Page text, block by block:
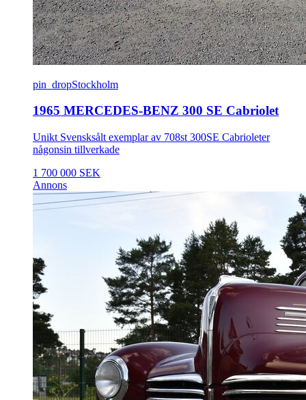
pin_dropStockholm
1965 MERCEDES-BENZ 300 SE Cabriolet
Unikt Svensksålt exemplar av 708st 300SE Cabrioleter
någonsin tillverkade
1 700 000 SEK
Annons